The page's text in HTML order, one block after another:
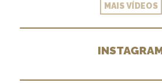
MAIS VÍDEOS